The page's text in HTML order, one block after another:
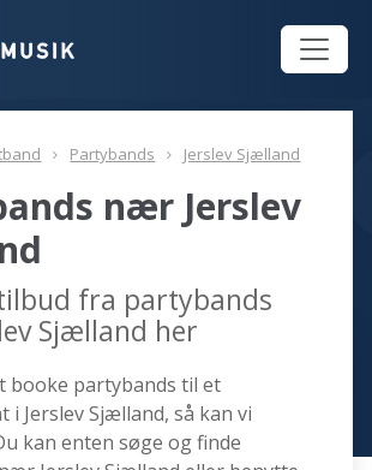
Partybands Jerslev Sjælland
nær Jerslev
fra partybands
Sjælland her
booke partybands til et
i Jerslev Sjælland, så kan vi
kan enten søge og finde